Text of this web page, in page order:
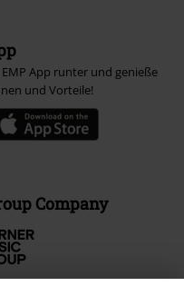
App runter und genieße
und Vorteile!
Company